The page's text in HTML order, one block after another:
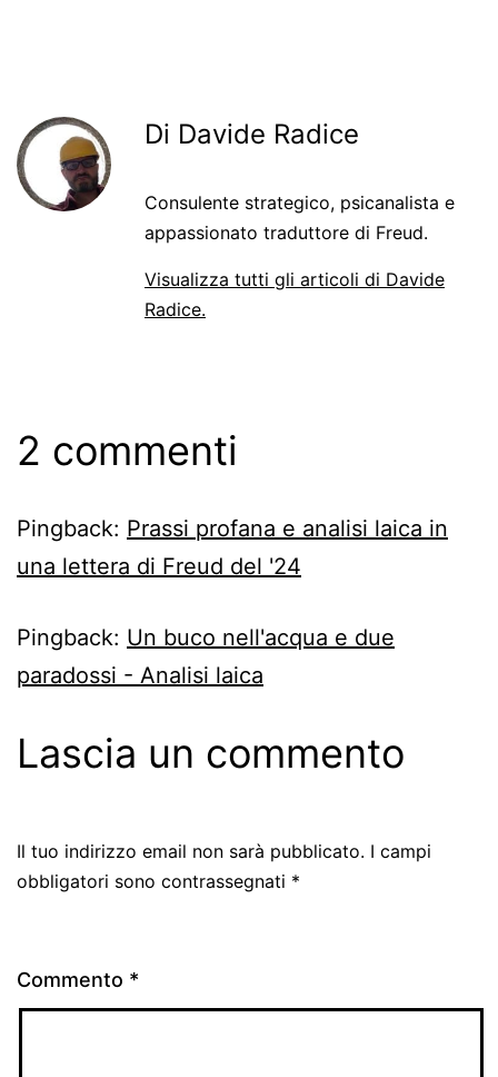
Di Davide Radice
Consulente strategico, psicanalista e
appassionato traduttore di Freud.
Visualizza tutti gli articoli di Davide
Radice.
2 commenti
Pingback: Prassi profana e analisi laica in
una lettera di Freud del '24
Pingback: Un buco nell'acqua e due
paradossi - Analisi laica
Lascia un commento
Il tuo indirizzo email non sarà pubblicato. I campi
obbligatori sono contrassegnati *
Commento *